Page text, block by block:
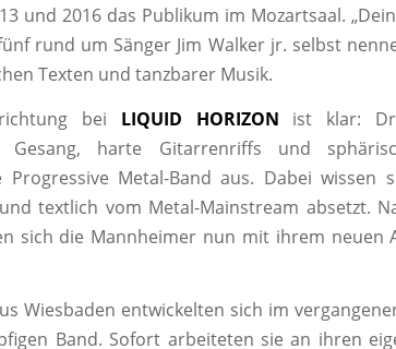
und 2016 das Publikum im Mozartsaal.
rund um Sänger Jim Walker jr. selbst
Texten und tanzbarer Musik.
bei LIQUID HORIZON ist klar:
Gesang, harte Gitarrenriffs und
Progressive Metal-Band aus. Dabei wissen
textlich vom Metal-Mainstream absetzt.
sich die Mannheimer nun mit ihrem neuen
Wiesbaden entwickelten sich im
Band. Sofort arbeiteten sie an ihren